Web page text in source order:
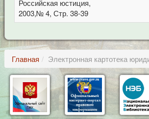
Российская юстиция,
2003,№ 4, Стр. 38-39
Главная Электронная картотека